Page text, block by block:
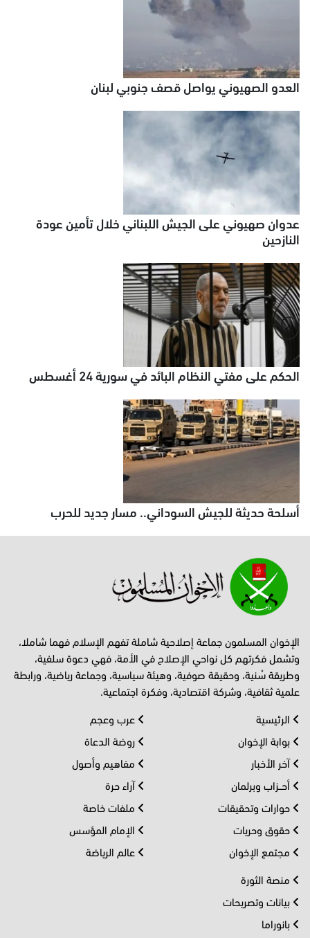
العدو الصهيوني يواصل قصف جنوبي لبنان
عدوان صهيوني على الجيش اللبناني خلال تأمين عودة
النازحين
الحكم على مفتي النظام البائد في سورية 24 أغسطس
أسلحة حديثة للجيش السوداني.. مسار جديد للحرب
الإخوان المسلمون جماعة إصلاحية شاملة تفهم الإسلام فهما شاملا،
وتشمل فكرتهم كل نواحي الإصلاح في الأمة، فهي دعوة سلفية،
وطريقة سُنية، وحقيقة صوفية، وهيئة سياسية، وجماعة رياضية، ورابطة
علمية ثقافية، وشركة اقتصادية، وفكرة اجتماعية.
الرئيسية
بوابة الإخوان
آخر الأخبار
أحــزاب وبرلمان
حوارات وتحقيقات
حقوق وحريات
مجتمع الإخوان
عرب وعجم
روضة الدعاة
مفاهيم وأصول
آراء حرة
ملفات خاصة
الإمام المؤسس
عالم الرياضة
منصة الثورة
بيانات وتصريحات
بانوراما